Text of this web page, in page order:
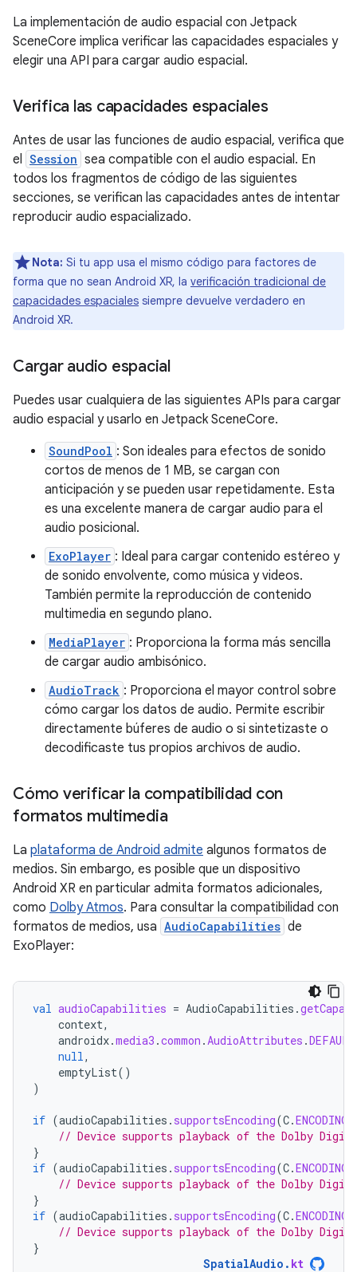
La implementación de audio espacial con Jetpack
SceneCore implica verificar las capacidades espaciales y
elegir una API para cargar audio espacial.
Verifica las capacidades espaciales
Antes de usar las funciones de audio espacial, verifica que
el Session sea compatible con el audio espacial. En
todos los fragmentos de código de las siguientes
secciones, se verifican las capacidades antes de intentar
reproducir audio espacializado.
Nota: Si tu app usa el mismo código para factores de
forma que no sean Android XR, la verificación tradicional de
capacidades espaciales siempre devuelve verdadero en
Android XR.
Cargar audio espacial
Puedes usar cualquiera de las siguientes APIs para cargar
audio espacial y usarlo en Jetpack SceneCore.
SoundPool : Son ideales para efectos de sonido
cortos de menos de 1 MB, se cargan con
anticipación y se pueden usar repetidamente. Esta
es una excelente manera de cargar audio para el
audio posicional.
ExoPlayer : Ideal para cargar contenido estéreo y
de sonido envolvente, como música y videos.
También permite la reproducción de contenido
multimedia en segundo plano.
MediaPlayer : Proporciona la forma más sencilla
de cargar audio ambisónico.
AudioTrack : Proporciona el mayor control sobre
cómo cargar los datos de audio. Permite escribir
directamente búferes de audio o si sintetizaste o
decodificaste tus propios archivos de audio.
Cómo verificar la compatibilidad con
formatos multimedia
La plataforma de Android admite algunos formatos de
medios. Sin embargo, es posible que un dispositivo
Android XR en particular admita formatos adicionales,
como Dolby Atmos. Para consultar la compatibilidad con
formatos de medios, usa AudioCapabilities de
ExoPlayer:
val audioCapabilities = AudioCapabilities .
context,
androidx.media3 .common .AudioAttributes .DEFAULT
null,
emptyList()
)
if (audioCapabilities . supportsEncoding(C.
// Device supports playback of the Dolby
}
if (audioCapabilities . supportsEncoding(C.
// Device supports playback of the Dolby
}
if (audioCapabilities . supportsEncoding(C.
// Device supports playback of the Dolby
}
SpatialAudio . kt